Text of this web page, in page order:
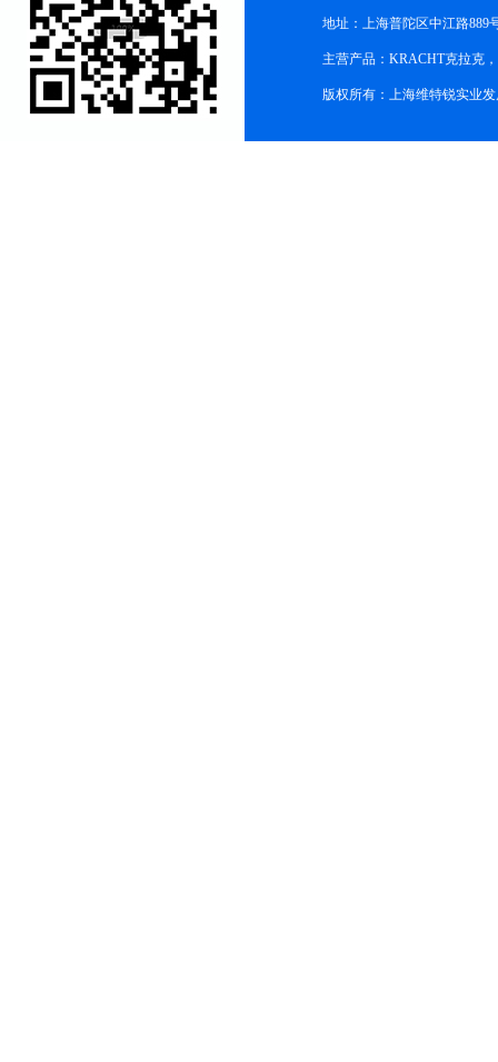
地址：上海普陀区中江路889
主营产品：KRACHT克拉克
版权所有：上海维特锐实业